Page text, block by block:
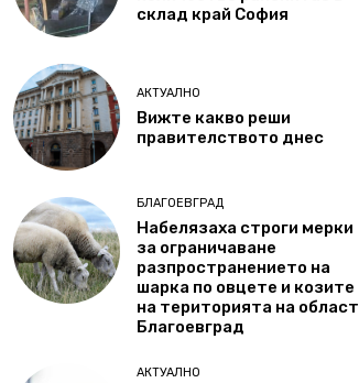
склад край София
АКТУАЛНО
Вижте какво реши
правителството днес
БЛАГОЕВГРАД
Набелязаха строги мерки
за ограничаване
разпространението на
шарка по овцете и козите
на територията на област
Благоевград
АКТУАЛНО